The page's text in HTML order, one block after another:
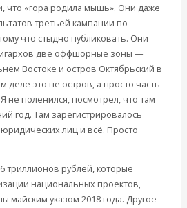
что «гора родила мышь». Они даже
третьей кампании по
что стыдно публиковать. Они
две оффшорные зоны —
Востоке и остров Октябрьский в
деле это не остров, а просто часть
не поленился, посмотрел, что там
год. Там зарегистрировалось
лиц и всё. Просто
триллионов рублей, которые
национальных проектов,
майским указом 2018 года. Другое